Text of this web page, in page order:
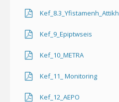
Kef_8.3_Yfistamenh_Attikh
Kef_9_Epiptwseis
Kef_10_METRA
Kef_11_ Monitoring
Kef_12_AEPO